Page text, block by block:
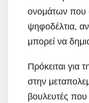
ονομάτων που
ψηφοδέλτια,
μπορεί να
Πρόκειται για
στην
βουλευτές που